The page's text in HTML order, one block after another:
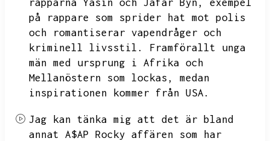
rapparna Yasin och Jafar Byn,
exempel
på rappare som sprider hat mot polis
och romantiserar vapendråger och
kriminell livsstil.
Framförallt unga
män med ursprung i Afrika och
Mellanöstern som lockas,
medan
inspirationen kommer från USA.
Jag kan tänka mig att det är bland
annat A$AP Rocky affären som har